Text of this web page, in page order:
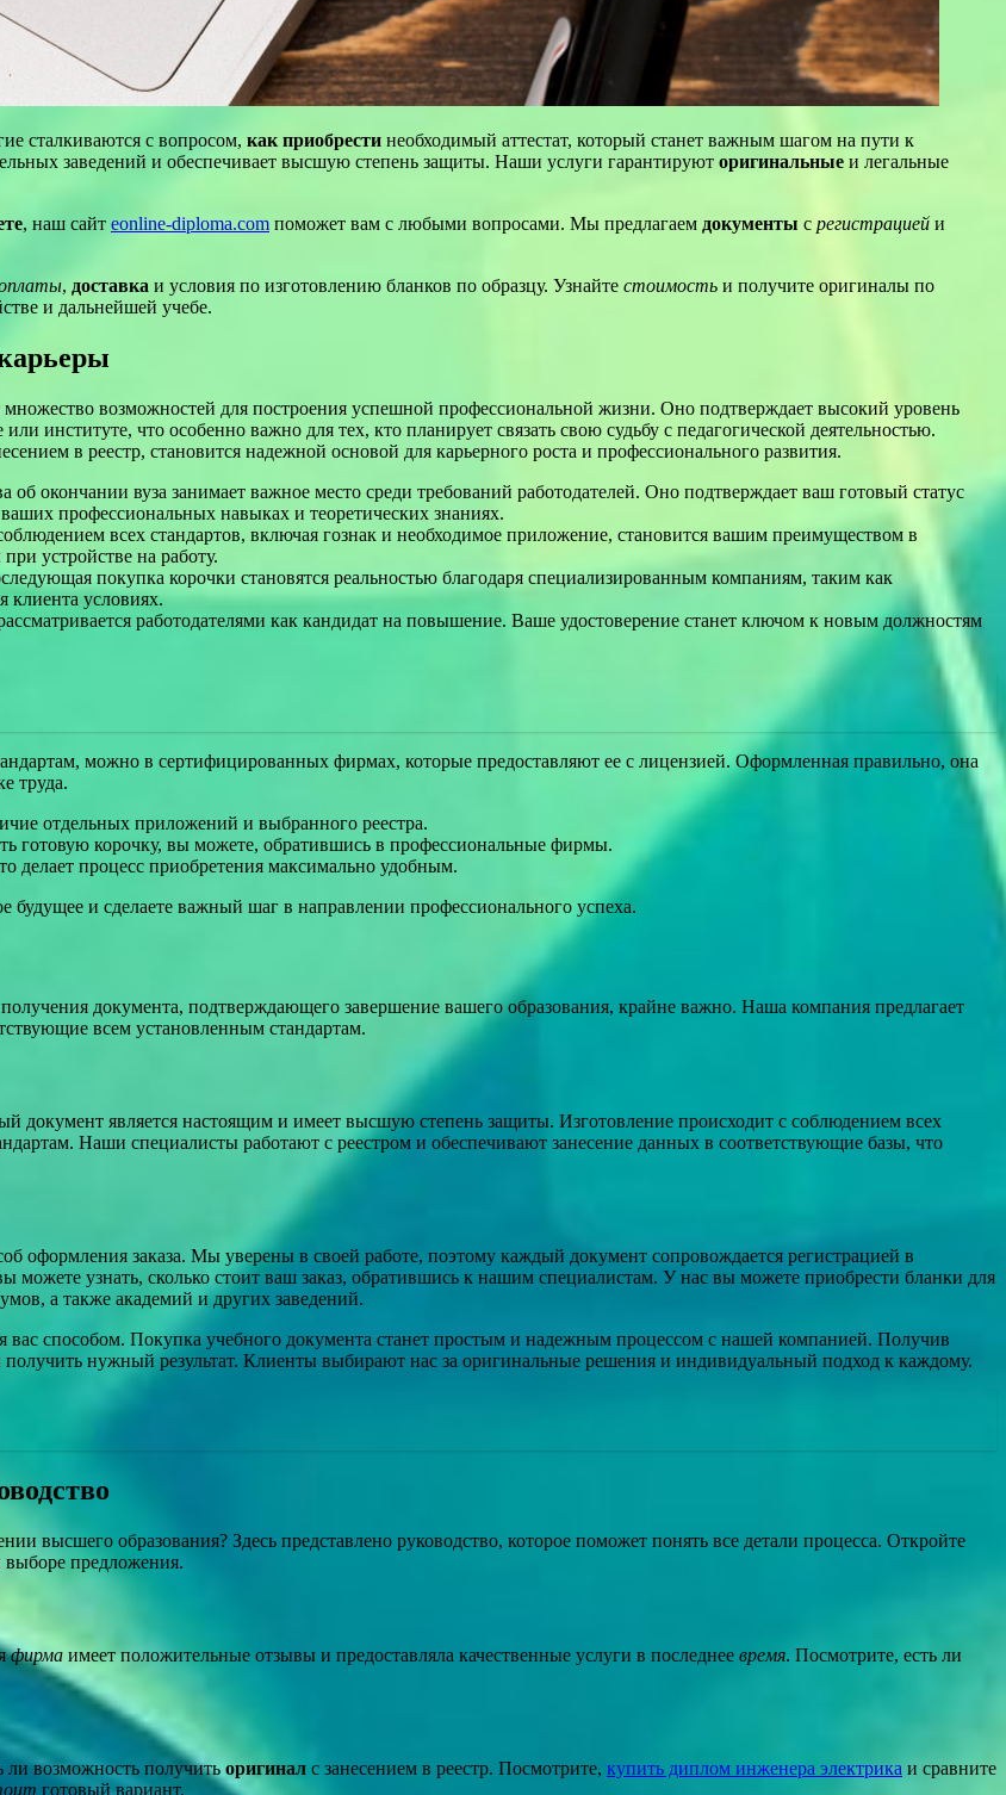
сталкиваются с вопросом, как приобрести необходимый аттестат, который станет важным шагом на пути к
заведений и обеспечивает высшую степень защиты. Наши услуги гарантируют оригинальные и легальные
, наш сайт eonline-diploma.com поможет вам с любыми вопросами. Мы предлагаем документы с регистрацией и
, доставка и условия по изготовлению бланков по образцу. Узнайте стоимость и получите оригиналы по
и дальнейшей учебе.
возможностей для построения успешной профессиональной жизни. Оно подтверждает высокий уровень
институте, что особенно важно для тех, кто планирует связать свою судьбу с педагогической деятельностью.
в реестр, становится надежной основой для карьерного роста и профессионального развития.
об окончании вуза занимает важное место среди требований работодателей. Оно подтверждает ваш готовый статус
профессиональных навыках и теоретических знаниях.
всех стандартов, включая гознак и необходимое приложение, становится вашим преимуществом в
устройстве на работу.
покупка корочки становятся реальностью благодаря специализированным компаниям, таким как
клиента условиях.
работодателями как кандидат на повышение. Ваше удостоверение станет ключом к новым должностям
можно в сертифицированных фирмах, которые предоставляют ее с лицензией. Оформленная правильно, она
труда.
отдельных приложений и выбранного реестра.
готовую корочку, вы можете, обратившись в профессиональные фирмы.
делает процесс приобретения максимально удобным.
будущее и сделаете важный шаг в направлении профессионального успеха.
документа, подтверждающего завершение вашего образования, крайне важно. Наша компания предлагает
всем установленным стандартам.
документ является настоящим и имеет высшую степень защиты. Изготовление происходит с соблюдением всех
Наши специалисты работают с реестром и обеспечивают занесение данных в соответствующие базы, что
оформления заказа. Мы уверены в своей работе, поэтому каждый документ сопровождается регистрацией в
можете узнать, сколько стоит ваш заказ, обратившись к нашим специалистам. У нас вы можете приобрести бланки для
а также академий и других заведений.
способом. Покупка учебного документа станет простым и надежным процессом с нашей компанией. Получив
нужный результат. Клиенты выбирают нас за оригинальные решения и индивидуальный подход к каждому.
высшего образования? Здесь представлено руководство, которое поможет понять все детали процесса. Откройте
выборе предложения.
фирма имеет положительные отзывы и предоставляла качественные услуги в последнее время. Посмотрите, есть ли
ли возможность получить оригинал с занесением в реестр. Посмотрите, купить диплом инженера электрика и сравните
готовый вариант.